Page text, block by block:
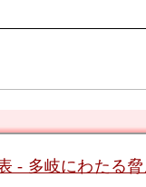
- 多岐にわたる